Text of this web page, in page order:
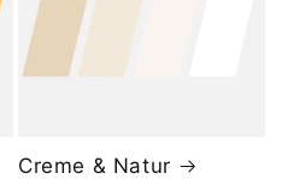
Creme & Natur